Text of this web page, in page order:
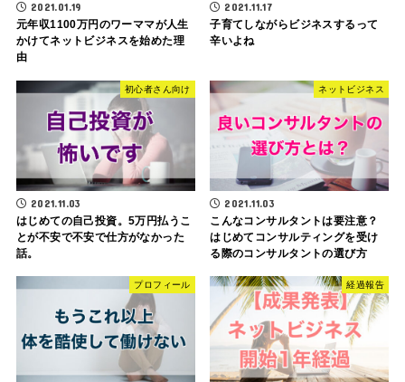
2021.01.19
元年収1100万円のワーママが人生
かけてネットビジネスを始めた理
由
2021.11.17
子育てしながらビジネスするって
辛いよね
初心者さん向け
2021.11.03
はじめての自己投資。5万円払うこ
とが不安で不安で仕方がなかった
話。
ネットビジネス
2021.11.03
こんなコンサルタントは要注意？
はじめてコンサルティングを受け
る際のコンサルタントの選び方
プロフィール 経過報告